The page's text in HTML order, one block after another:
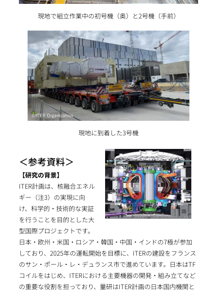
現地で組立作業中の初号機（奥）と2号機（手前）
現地に到着した3号機
＜参考資料＞
【研究の背景】
ITER計画は、核融合エネル
ギー（注3）の実現に向
け、科学的・技術的な実証
を行うことを目的とした大
型国際プロジェクトです。
日本・欧州・米国・ロシア・韓国・中国・インドの7極が参加
しており、2025年の運転開始を目標に、ITERの建設をフランス
のサン・ポール・レ・デュランス市で進めています。日本はTF
コイルをはじめ、ITERにおける主要機器の開発・組み立てなど
の重要な役割を担っており、量研はITER計画の日本国内機関と